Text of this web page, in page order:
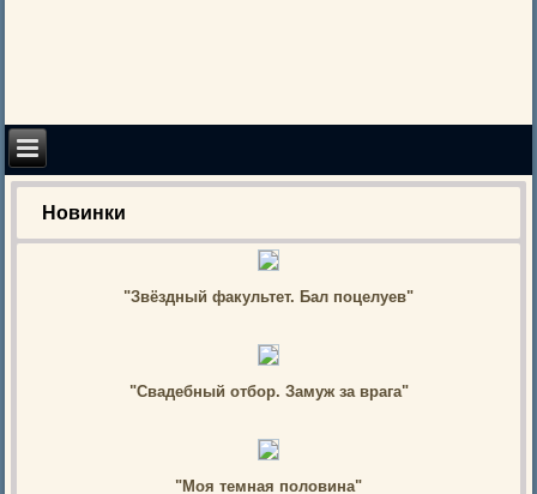
Новинки
"Звёздный факультет. Бал поцелуев"
"Свадебный отбор. Замуж за врага"
"Моя темная половина"